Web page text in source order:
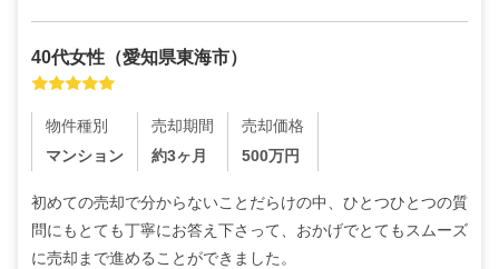
40代女性 （愛知県東海市）
物件種別
マンション
売却期間
約3ヶ月
売却価格
500万円
初めての売却で分からないことだらけの中、ひとつひとつの質
問にもとても丁寧にお答え下さって、おかげでとてもスムーズ
に売却まで進めることができました。